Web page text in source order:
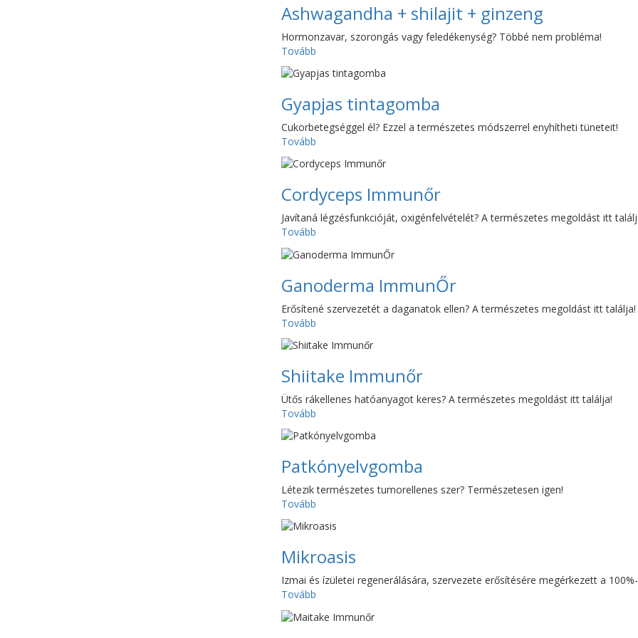
Ashwagandha + shilajit + ginzeng
Hormonzavar, szorongás vagy feledékenység? Többé nem probléma!
Tovább
Gyapjas tintagomba
Cukorbetegséggel él? Ezzel a természetes módszerrel enyhítheti tüneteit!
Tovább
Cordyceps Immunőr
Javítaná légzésfunkcióját, oxigénfelvételét? A természetes megoldást itt
Tovább
Ganoderma ImmunŐr
Erősítené szervezetét a daganatok ellen? A természetes megoldást itt találja!
Tovább
Shiitake Immunőr
Ütős rákellenes hatóanyagot keres? A természetes megoldást itt találja!
Tovább
Patkónyelvgomba
Létezik természetes tumorellenes szer? Természetesen igen!
Tovább
Mikroasis
Izmai és ízületei regenerálására, szervezete erősítésére megérkezett a
Tovább